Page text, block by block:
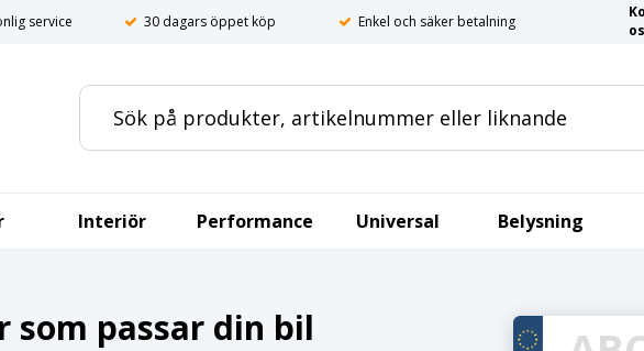
service 30 dagars öppet köp Enkel och säker betalning
Interiör Performance Universal Belysning
passar din bil